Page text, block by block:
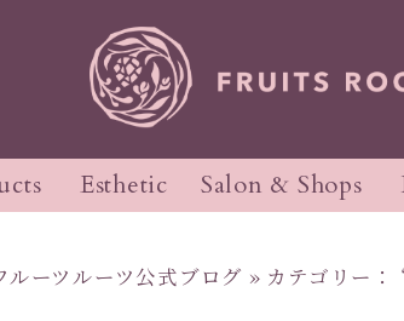
Esthetic Salon & Shops
ルーツルーツ公式ブログ » カテゴリー：